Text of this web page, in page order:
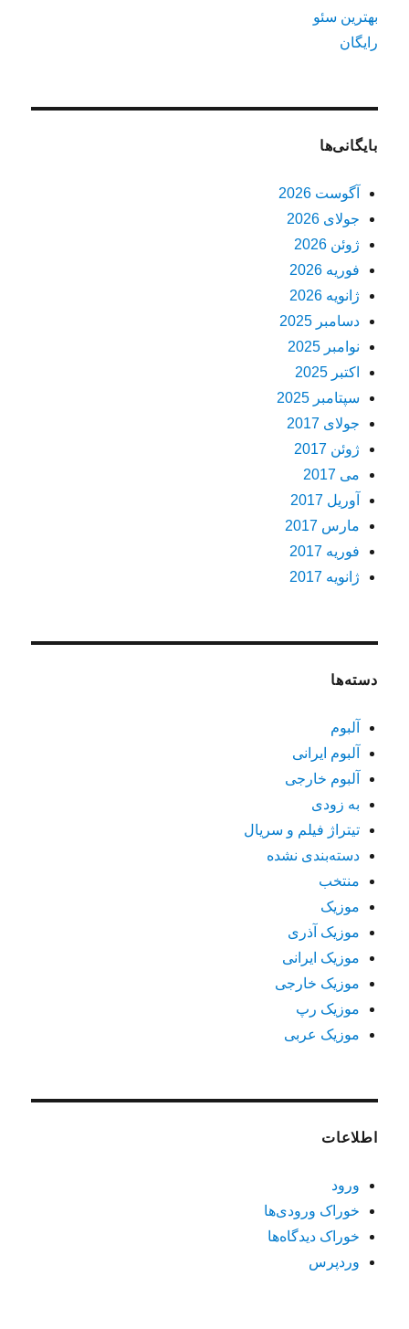
بهترین سئو
رایگان
بایگانی‌ها
آگوست 2026
جولای 2026
ژوئن 2026
فوریه 2026
ژانویه 2026
دسامبر 2025
نوامبر 2025
اکتبر 2025
سپتامبر 2025
جولای 2017
ژوئن 2017
می 2017
آوریل 2017
مارس 2017
فوریه 2017
ژانویه 2017
دسته‌ها
آلبوم
آلبوم ایرانی
آلبوم خارجی
به زودی
تیتراژ فیلم و سریال
دسته‌بندی نشده
منتخب
موزیک
موزیک آذری
موزیک ایرانی
موزیک خارجی
موزیک رپ
موزیک عربی
اطلاعات
ورود
خوراک ورودی‌ها
خوراک دیدگاه‌ها
وردپرس